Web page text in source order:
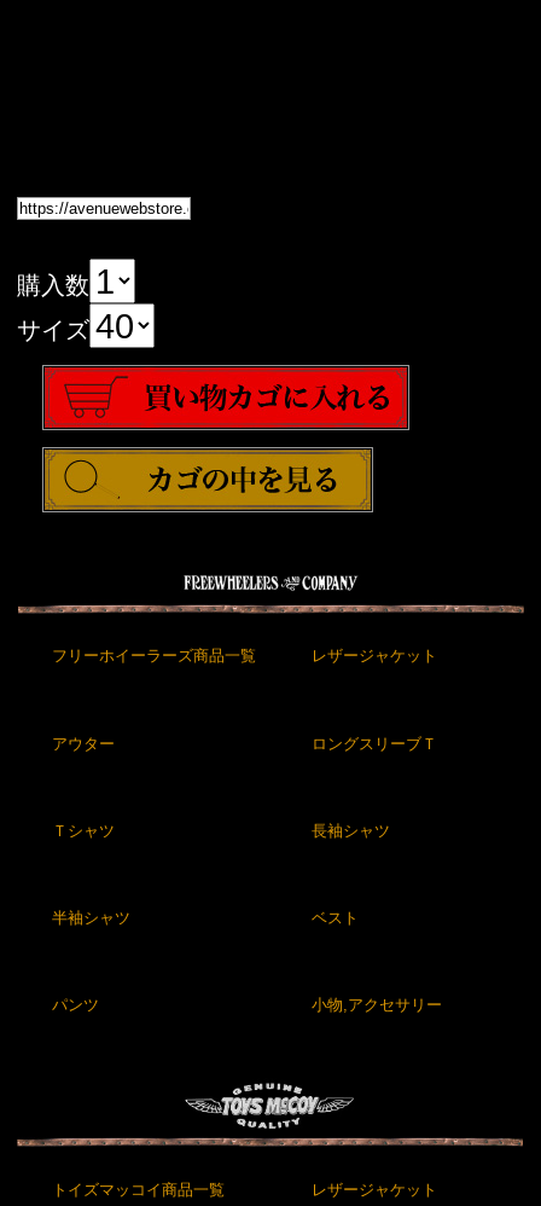
購入数
サイズ
フリーホイーラーズ商品一覧 レザージャケット
アウター ロングスリーブＴ
Ｔシャツ 長袖シャツ
半袖シャツ ベスト
パンツ 小物,アクセサリー
トイズマッコイ商品一覧 レザージャケット